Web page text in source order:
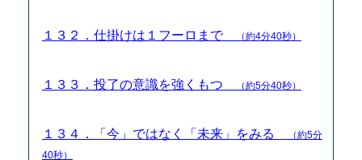
１３２．仕掛けは１フーロまで （約4分40秒）
１３３．投了の意識を強くもつ （約5分40秒）
１３４．「今」ではなく「未来」をみる
（約5分
40秒）